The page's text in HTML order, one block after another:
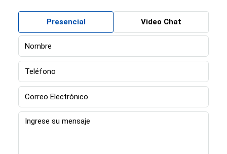
Presencial Video Chat